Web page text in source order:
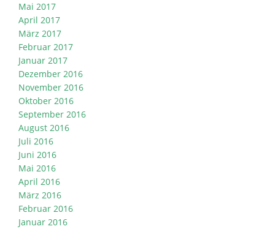
Mai 2017
April 2017
März 2017
Februar 2017
Januar 2017
Dezember 2016
November 2016
Oktober 2016
September 2016
August 2016
Juli 2016
Juni 2016
Mai 2016
April 2016
März 2016
Februar 2016
Januar 2016